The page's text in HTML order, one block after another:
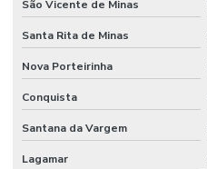
São Vicente de Minas
Santa Rita de Minas
Nova Porteirinha
Conquista
Santana da Vargem
Lagamar